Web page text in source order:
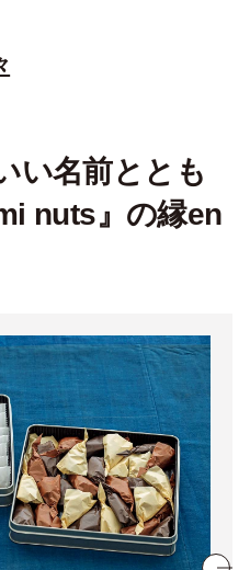
い名前ととも
nuts』の縁en